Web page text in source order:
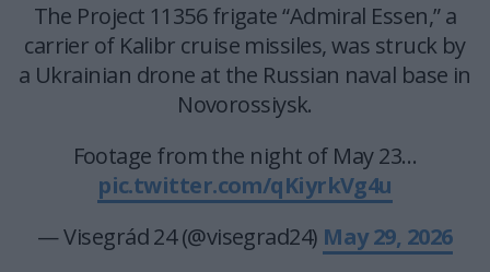
The Project 11356 frigate “Admiral Essen,” a
carrier of Kalibr cruise missiles, was struck by
a Ukrainian drone at the Russian naval base in
Novorossiysk.
Footage from the night of May 23…
pic.twitter.com/qKiyrkVg4u
— Visegrád 24 (@visegrad24) May 29, 2026